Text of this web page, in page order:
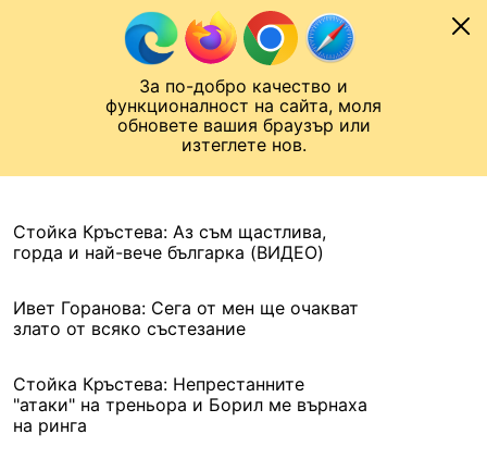
За по-добро качество и
функционалност на сайта, моля
обновете вашия браузър или
изтеглете нов.
Към съдържанието
Лига на Конференциите
Стойка Кръстева: Аз съм щастлива,
горда и най-вече българка (ВИДЕО)
Ивет Горанова: Сега от мен ще очакват
злато от всяко състезание
Стойка Кръстева: Непрестанните
"атаки" на треньора и Борил ме върнаха
на ринга